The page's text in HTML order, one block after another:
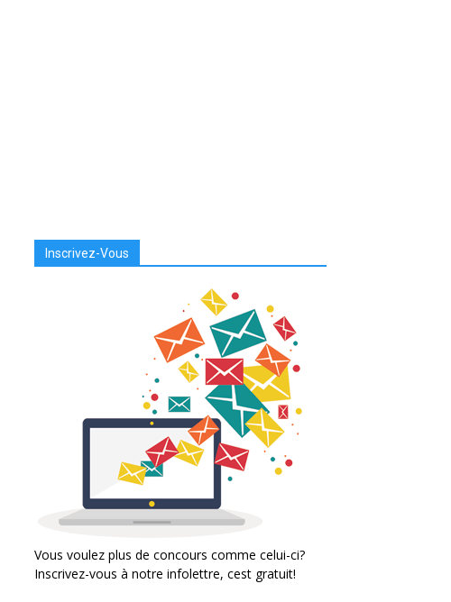
Inscrivez-Vous
Vous voulez plus de concours comme celui-ci?
Inscrivez-vous à notre infolettre, cest gratuit!